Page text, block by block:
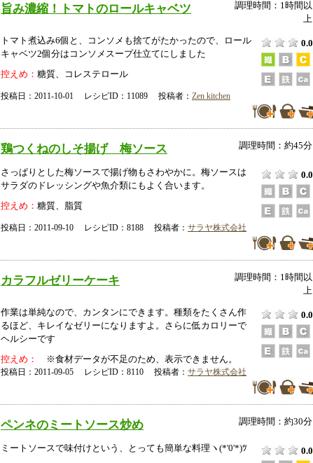
旨み濃縮！トマトのロールキャベツ
調理時間：1時間以
上
トマト煮込み6個と、コンソメも捨てがたかったので、ロール
キャベツ2個分はコンソメスープ仕立てにしました
0.0
控えめ： 糖質、コレステロール
投稿日：2011-10-01 レシピID：11089 投稿者： Zen kitchen
鶏つくねのしそ揚げ 梅ソース 調理時間：約45分
さっぱりとした梅ソースで揚げ物もさわやかに。梅ソースは
サラダのドレッシングや魚介類にもよく合います。
0.0
控えめ： 糖質、脂質
投稿日：2011-09-10 レシピID：8188 投稿者： サラヤ株式会社
カラフルゼリーケーキ
調理時間：1時間以
上
作業は単純なので、カンタンにできます。種類をたくさん作
るほど、キレイなゼリーになりますよ。さらに低カロリーで
ヘルシーです
0.0
控えめ： ※食材データが不足のため、表示できません。
投稿日：2011-09-05 レシピID：8110 投稿者： サラヤ株式会社
ペンネのミートソース炒め 調理時間：約30分
ミートソースで味付けという、とっても簡単な料理ヽ(*'0'*)ﾂ
0.0